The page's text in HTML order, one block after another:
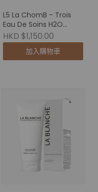
L5 La ChomB - Trois
Eau De Soins H2O
Treatment
HKD $1,150.00
加入購物車